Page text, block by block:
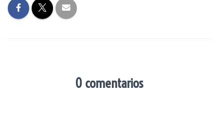
0 comentarios